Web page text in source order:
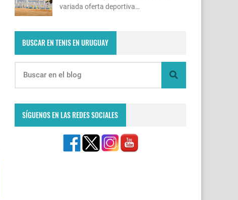
variada oferta deportiva…
BUSCAR EN TENIS EN URUGUAY
SÍGUENOS EN LAS REDES SOCIALES